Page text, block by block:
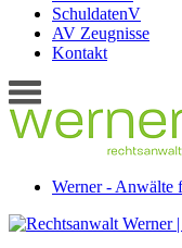
SchuldatenV
AV Zeugnisse
Kontakt
Werner - Anwälte